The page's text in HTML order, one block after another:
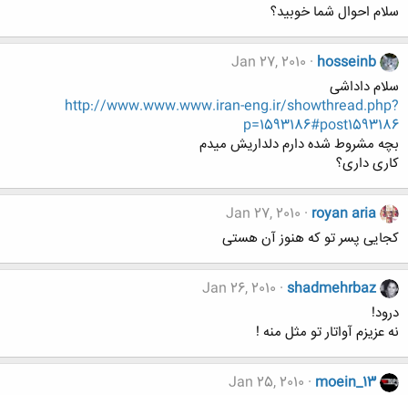
سلام احوال شما خوبید؟
hosseinb
Jan 27, 2010
سلام داداشی
http://www.www.www.iran-eng.ir/showthread.php?
p=1593186#post1593186
بچه مشروط شده دارم دلداریش میدم
کاری داری؟
royan aria
Jan 27, 2010
کجایی پسر تو که هنوز آن هستی
shadmehrbaz
Jan 26, 2010
درود!
نه عزيزم آواتار تو مثل منه !
moein_13
Jan 25, 2010